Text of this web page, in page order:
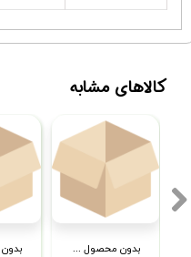
بدون محصول جهت نمایش
کالاهای مشابه